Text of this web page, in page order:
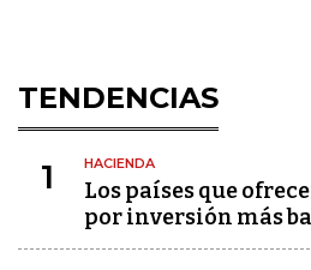
TENDENCIAS
1 HACIENDA
Los países que
por inversión más